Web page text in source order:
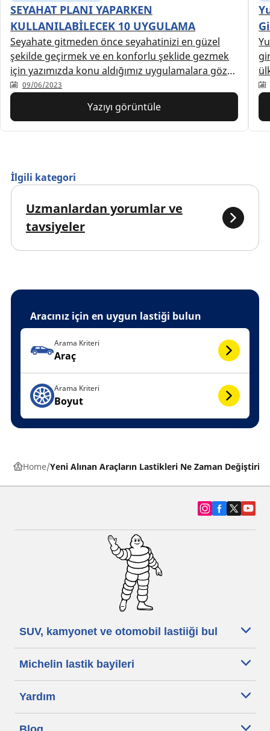
SEYAHAT PLANI YAPARKEN
KULLANILABİLECEK 10 UYGULAMA
Seyahate gitmeden önce seyahatinizi en güzel
şekilde geçirmek ve en konforlu şeklide gezmek
için yazımızda konu aldığımız uygulamalara göz
atın.09/06/2023
Yazıyı görüntüle
İlgili kategori
Uzmanlardan yorumlar ve
tavsiyeler
Aracınız için en uygun lastiği bulun
Arama Kriteri
Araç
Arama Kriteri
Boyut
Home Yeni Alınan Araçların Lastikleri Ne Zaman
SUV, kamyonet ve otomobil lastiiği bul
Michelin lastik bayileri
Yardım